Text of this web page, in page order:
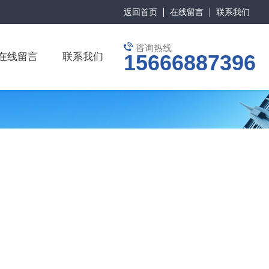
返回首页 在线留言 联系我们
咨询热线
15666887396
线留言 联系我们